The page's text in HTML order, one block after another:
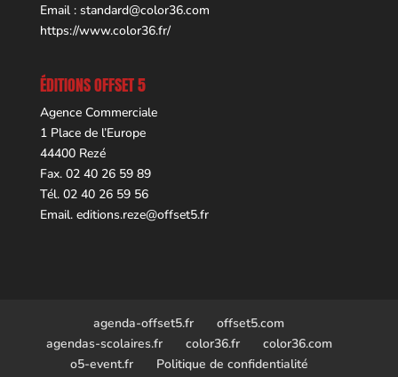
Email : standard@color36.com
https://www.color36.fr/
ÉDITIONS OFFSET 5
Agence Commerciale
1 Place de l’Europe
44400 Rezé
Fax. 02 40 26 59 89
Tél. 02 40 26 59 56
Email. editions.reze@offset5.fr
agenda-offset5.fr
offset5.com
agendas-scolaires.fr
color36.fr
color36.com
o5-event.fr
Politique de confidentialité